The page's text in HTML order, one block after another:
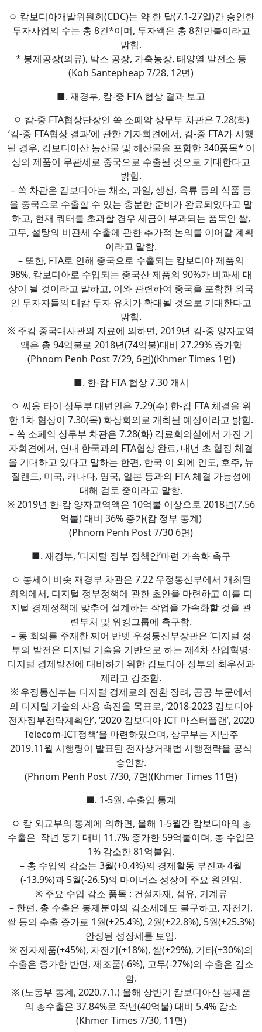
ㅇ 캄보디아개발위원회(CDC)는 약 한 달(7.1-27일)간 승인한
투자사업의 수는 총 8건*이며, 투자액은 총 8천만불이라고
밝힘.
* 봉제공장(의류), 박스 공장, 가축농장, 태양열 발전소 등
(Koh Santepheap 7/28, 12면)
■. 재경부, 캄-중 FTA 협상 결과 보고
ㅇ 캄-중 FTA협상단장인 쏙 소페악 상무부 차관은 7.28(화)
‘캄-중 FTA협상 결과’에 관한 기자회견에서, 캄-중 FTA가 시행
될 경우, 캄보디아산 농산물 및 해산물을 포함한 340품목* 이
상의 제품이 무관세로 중국으로 수출될 것으로 기대한다고
밝힘.
– 쏙 차관은 캄보디아는 채소, 과일, 생선, 육류 등의 식품 등
을 중국으로 수출할 수 있는 충분한 준비가 완료되었다고 말
하고, 현재 쿼터를 초과할 경우 세금이 부과되는 품목인 쌀,
고무, 설탕의 비관세 수출에 관한 추가적 논의를 이어갈 계획
이라고 말함.
– 또한, FTA로 인해 중국으로 수출되는 캄보디아 제품의
98%, 캄보디아로 수입되는 중국산 제품의 90%가 비과세 대
상이 될 것이라고 말하고, 이와 관련하여 중국을 포함한 외국
인 투자자들의 대캄 투자 유치가 확대될 것으로 기대한다고
밝힘.
※ 주캄 중국대사관의 자료에 의하면, 2019년 캄-중 양자교역
액은 총 94억불로 2018년(74억불)대비 27.29% 증가함
(Phnom Penh Post 7/29, 6면)(Khmer Times 1면)
■. 한-캄 FTA 협상 7.30 개시
ㅇ 씨응 타이 상무부 대변인은 7.29(수) 한-캄 FTA 체결을 위
한 1차 협상이 7.30(목) 화상회의로 개최될 예정이라고 밝힘.
– 쏙 소페악 상무부 차관은 7.28(화) 각료회의실에서 가진 기
자회견에서, 연내 한국과의 FTA협상 완료, 내년 초 협정 체결
을 기대하고 있다고 말하는 한편, 한국 이 외에 인도, 호주, 뉴
질랜드, 미국, 캐나다, 영국, 일본 등과의 FTA 체결 가능성에
대해 검토 중이라고 말함.
※ 2019년 한-캄 양자교역액은 10억불 이상으로 2018년(7.56
억불) 대비 36% 증가(캄 정부 통계)
(Phnom Penh Post 7/30 6면)
■. 재경부, ‘디지털 정부 정책안’마련 가속화 촉구
ㅇ 봉세이 비솟 재경부 차관은 7.22 우정통신부에서 개최된
회의에서, 디지털 정부정책에 관한 초안을 마련하고 이를 디
지털 경제정책에 맞추어 설계하는 작업을 가속화할 것을 관
련부처 및 워킹그룹에 촉구함.
– 동 회의를 주재한 찌어 반뎃 우정통신부장관은 ‘디지털 정
부의 발전은 디지털 기술을 기반으로 하는 제4차 산업혁명·
디지털 경제발전에 대비하기 위한 캄보디아 정부의 최우선과
제라고 강조함.
※ 우정통신부는 디지털 경제로의 전환 장려, 공공 부문에서
의 디지털 기술의 사용 촉진을 목표로, ‘2018-2023 캄보디아
전자정부전략계획안’, ‘2020 캄보디아 ICT 마스터플랜’, 2020
Telecom-ICT정책‘을 마련하였으며, 상무부는 지난주
2019.11월 시행령이 발표된 전자상거래법 시행전략을 공식
승인함.
(Phnom Penh Post 7/30, 7면)(Khmer Times 11면)
■. 1-5월, 수출입 통계
ㅇ 캄 외교부의 통계에 의하면, 올해 1-5월간 캄보디아의 총
수출은 작년 동기 대비 11.7% 증가한 59억불이며, 총 수입은
1% 감소한 81억불임.
– 총 수입의 감소는 3월(+0.4%)의 경제활동 부진과 4월
(-13.9%)과 5월(-26.5)의 마이너스 성장이 주요 원인임.
※ 주요 수입 감소 품목 : 건설자재, 섬유, 기계류
– 한편, 총 수출은 봉제분야의 감소세에도 불구하고, 자전거,
쌀 등의 수출 증가로 1월(+25.4%), 2월(+22.8%), 5월(+25.3%)
안정된 성장세를 보임.
※ 전자제품(+45%), 자전거(+18%), 쌀(+29%), 기타(+30%)의
수출은 증가한 반면, 제조품(-6%), 고무(-27%)의 수출은 감소
함.
※ (노동부 통계, 2020.7.1.) 올해 상반기 캄보디아산 봉제품
의 총수출은 37.84%로 작년(40억불) 대비 5.4% 감소
(Khmer Times 7/30, 11면)